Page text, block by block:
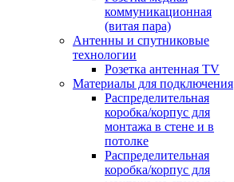
коммуникационная
(витая пара)
Антенны и спутниковые
технологии
Розетка антенная TV
Материалы для подключения
Распределительная
коробка/корпус для
монтажа в стене и в
потолке
Распределительная
коробка/корпус для